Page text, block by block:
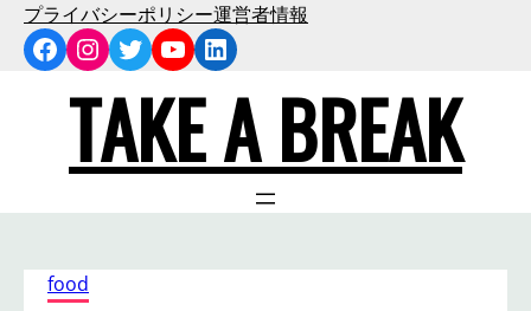
プライバシーポリシー運営者情報
Facebook
Instagram
Twitter
YouTube
LinkedIn
TAKE A BREAK
food